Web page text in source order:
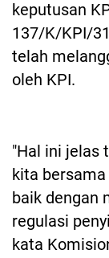
keputusan
137/K/KPI/
telah
oleh KPI.
"Hal ini jelas
kita
baik dengan
regulasi
kata